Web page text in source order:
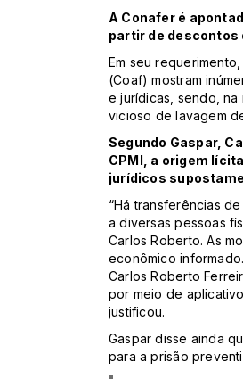
A Conafer é
partir de descontos
Em seu
(Coaf) mostram
e jurídicas, sendo, na
vicioso de lavagem
Segundo Gaspar,
CPMI, a origem
jurídicos
“Há transferências
a diversas pessoas
Carlos Roberto. As
econômico
Carlos Roberto
por meio de
justificou.
Gaspar disse ainda
para a prisão